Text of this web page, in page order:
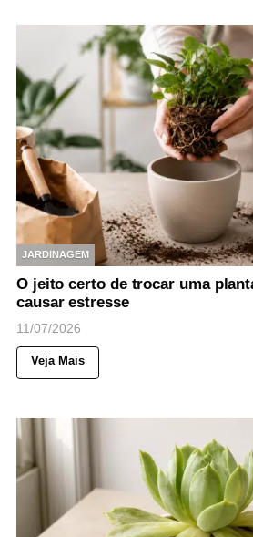
JARDINAGEM
O jeito certo de trocar uma
causar estresse
11/07/2026
Veja Mais